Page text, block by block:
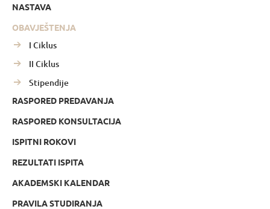
NASTAVA
OBAVJEŠTENJA
I Ciklus
II Ciklus
Stipendije
RASPORED PREDAVANJA
RASPORED KONSULTACIJA
ISPITNI ROKOVI
REZULTATI ISPITA
AKADEMSKI KALENDAR
PRAVILA STUDIRANJA